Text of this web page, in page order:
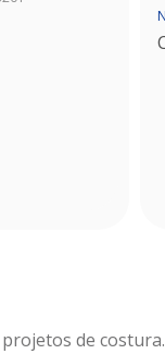
de